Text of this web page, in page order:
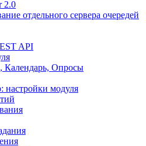
2.0
отдельного сервера очередей
API
Календарь, Опросы
настройки модуля